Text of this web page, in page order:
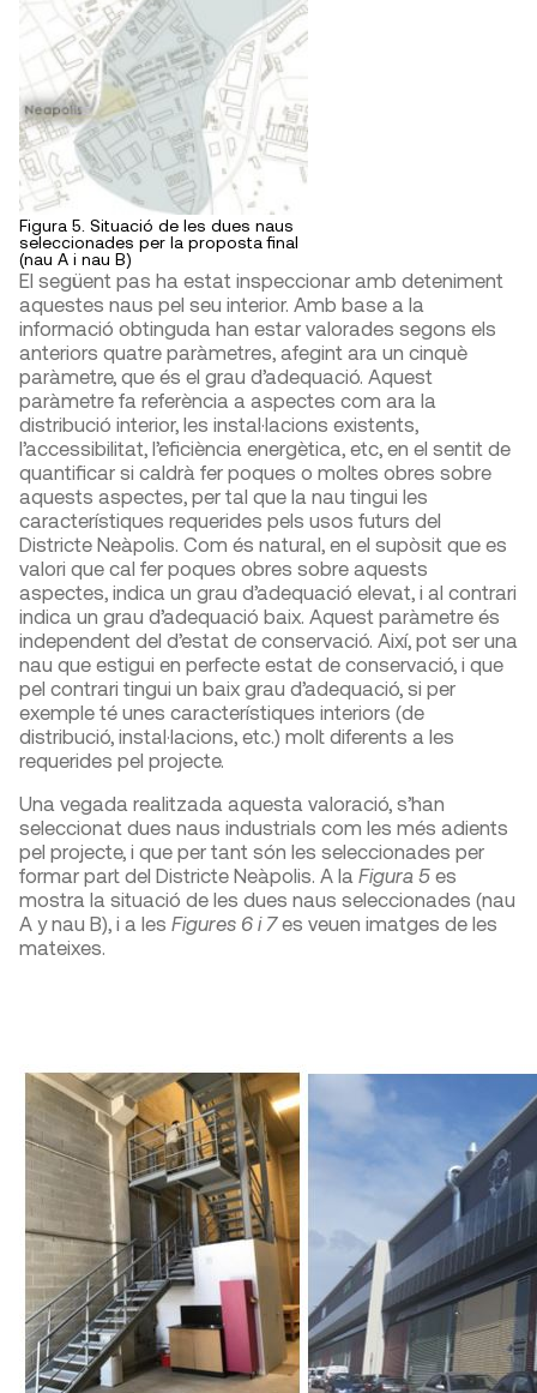
Figura 5. Situació de les dues naus
seleccionades per la proposta final
(nau A i nau B)
El següent pas ha estat inspeccionar amb deteniment
aquestes naus pel seu interior. Amb base a la
informació obtinguda han estar valorades segons els
anteriors quatre paràmetres, afegint ara un cinquè
paràmetre, que és el grau d’adequació. Aquest
paràmetre fa referència a aspectes com ara la
distribució interior, les instal·lacions existents,
l’accessibilitat, l’eficiència energètica, etc, en el sentit de
quantificar si caldrà fer poques o moltes obres sobre
aquests aspectes, per tal que la nau tingui les
característiques requerides pels usos futurs del
Districte Neàpolis. Com és natural, en el supòsit que es
valori que cal fer poques obres sobre aquests
aspectes, indica un grau d’adequació elevat, i al contrari
indica un grau d’adequació baix. Aquest paràmetre és
independent del d’estat de conservació. Així, pot ser una
nau que estigui en perfecte estat de conservació, i que
pel contrari tingui un baix grau d’adequació, si per
exemple té unes característiques interiors (de
distribució, instal·lacions, etc.) molt diferents a les
requerides pel projecte.
Una vegada realitzada aquesta valoració, s’han
seleccionat dues naus industrials com les més adients
pel projecte, i que per tant són les seleccionades per
formar part del Districte Neàpolis. A la Figura 5 es
mostra la situació de les dues naus seleccionades (nau
A y nau B), i a les Figures 6 i 7es veuen imatges de les
mateixes.